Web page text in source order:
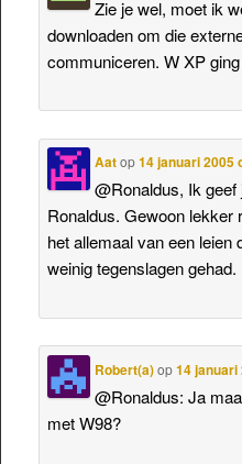
Zie je wel, moet ik
downloaden om die
communiceren. W XP
Aatop14 januari 2005
@Ronaldus, Ik
Ronaldus. Gewoon lekker
het allemaal van een leien
weinig tegenslagen gehad.
Robert(a)op14 januari
@Ronaldus: Ja
met W98?